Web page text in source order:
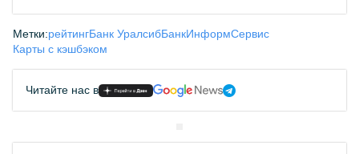
Метки:рейтингБанк УралсибБанкИнформСервис
Карты с кэшбэком
Читайте нас в